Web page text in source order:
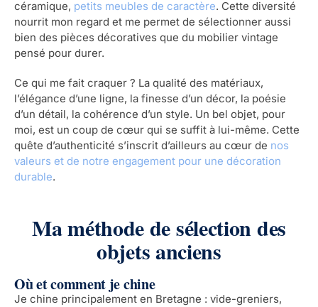
céramique, petits meubles de caractère. Cette diversité
nourrit mon regard et me permet de sélectionner aussi
bien des pièces décoratives que du mobilier vintage
pensé pour durer.
Ce qui me fait craquer ? La qualité des matériaux,
l’élégance d’une ligne, la finesse d’un décor, la poésie
d’un détail, la cohérence d’un style. Un bel objet, pour
moi, est un coup de cœur qui se suffit à lui-même. Cette
quête d’authenticité s’inscrit d’ailleurs au cœur de nos
valeurs et de notre engagement pour une décoration
durable.
Ma méthode de sélection des
objets anciens
Où et comment je chine
Je chine principalement en Bretagne : vide-greniers,